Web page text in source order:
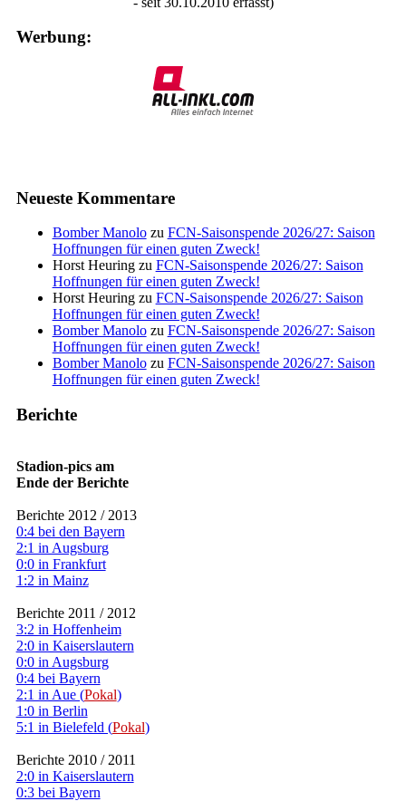
Werbung:
Neueste Kommentare
Bomber Manolozu FCN-Saisonspende 2026/27: Saison
Hoffnungen für einen guten Zweck!
Horst Heuringzu FCN-Saisonspende 2026/27: Saison
Hoffnungen für einen guten Zweck!
Horst Heuringzu FCN-Saisonspende 2026/27: Saison
Hoffnungen für einen guten Zweck!
Bomber Manolozu FCN-Saisonspende 2026/27: Saison
Hoffnungen für einen guten Zweck!
Bomber Manolozu FCN-Saisonspende 2026/27: Saison
Hoffnungen für einen guten Zweck!
Berichte
Stadion-pics am
Ende der Berichte
Berichte 2012 / 2013
0:4 bei den Bayern
2:1 in Augsburg
0:0 in Frankfurt
1:2 in Mainz
Berichte 2011 / 2012
3:2 in Hoffenheim
2:0 in Kaiserslautern
0:0 in Augsburg
0:4 bei Bayern
2:1 in Aue (Pokal)
1:0 in Berlin
5:1 in Bielefeld (Pokal)
Berichte 2010 / 2011
2:0 in Kaiserslautern
0:3 bei Bayern